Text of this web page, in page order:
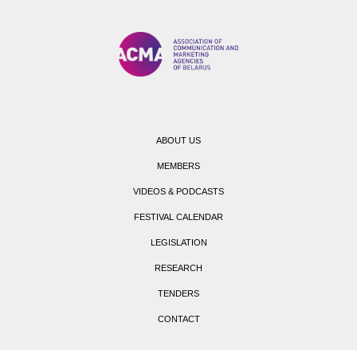
ABOUT US
MEMBERS
VIDEOS & PODCASTS
FESTIVAL CALENDAR
LEGISLATION
RESEARCH
TENDERS
CONTACT